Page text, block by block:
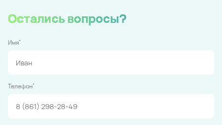
Остались вопросы?
Имя*
Телефон*